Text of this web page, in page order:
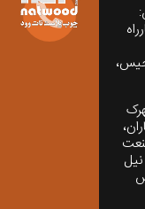
نیل